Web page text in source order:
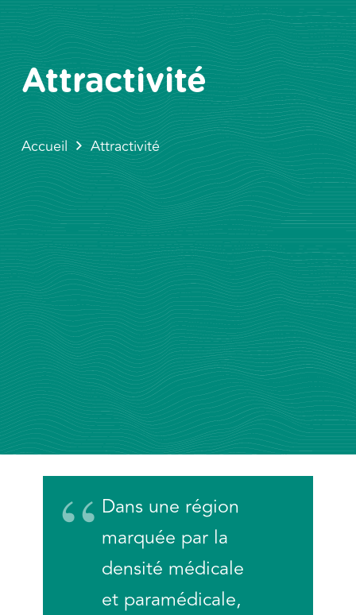
Attractivité
Accueil Attractivité
Dans une région
marquée par la
densité médicale
et paramédicale,